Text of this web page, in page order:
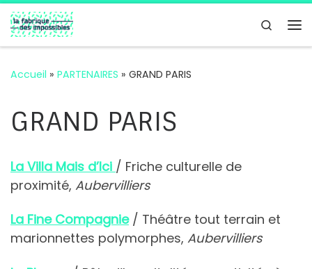
Passer au contenu
Search
Accueil » PARTENAIRES » GRAND PARIS
GRAND PARIS
La Villa Mais d’Ici / Friche culturelle de
proximité, Aubervilliers
La Fine Compagnie/ Théâtre tout terrain et
marionnettes polymorphes, Aubervilliers